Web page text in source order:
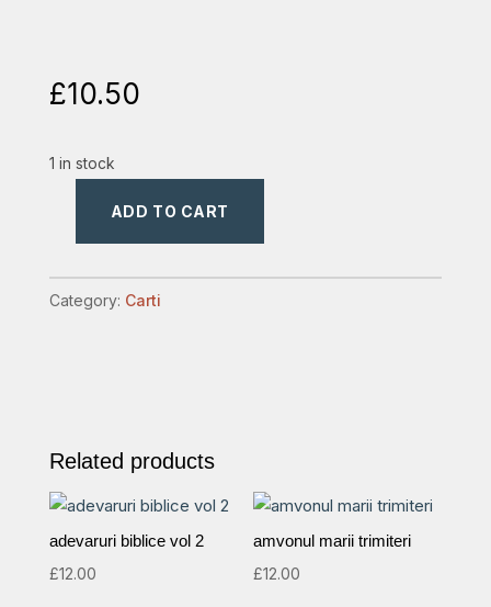
£10.50
1 in stock
ADD TO CART
Category: Carti
Related products
adevaruri biblice vol 2
£12.00
amvonul marii trimiteri
£12.00